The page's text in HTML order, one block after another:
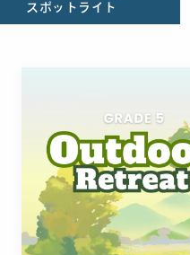
スポットライト